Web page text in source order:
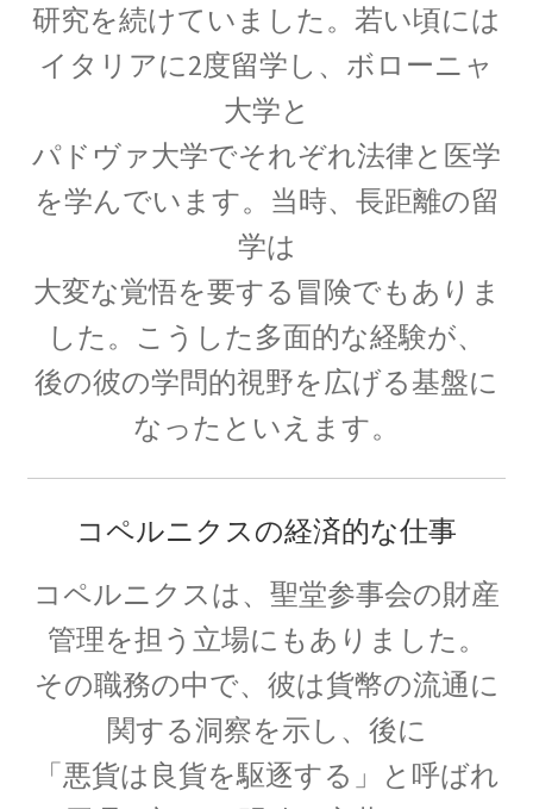
D・J・ボーム
_【マンハッタン計画に参画しボーム解釈を提唱】
E・O・ローレンス
【サイクロトロンを発明し人工放射
性元素を実現】
E・W・モーリー
【アメリカで稀代の実験家が光速度
に関する事実を実験検証】
F・W・マイスナー
【ベルリン生まれの物理学者｜磁性を使って超
電導現象を説明】
研究を続けていました。若い頃には
イタリアに2度留学し、ボローニャ
大学と
パドヴァ大学でそれぞれ法律と医学
を学んでいます。当時、長距離の留
学は
大変な覚悟を要する冒険でもありま
した。こうした多面的な経験が、
後の彼の学問的視野を広げる基盤に
なったといえます。
コペルニクスの経済的な仕事
コペルニクスは、聖堂参事会の財産
管理を担う立場にもありました。
その職務の中で、彼は貨幣の流通に
関する洞察を示し、後に
「悪貨は良貨を駆逐する」と呼ばれ